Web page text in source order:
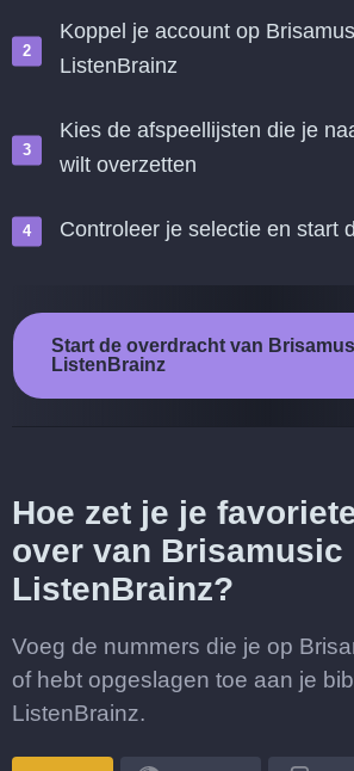
Koppel je account op
ListenBrainz
Kies de afspeellijsten die je
wilt overzetten
Controleer je selectie en start
Start de overdracht van
ListenBrainz
Hoe zet je je
over van Brisamusic
ListenBrainz?
Voeg de nummers die je op
of hebt opgeslagen toe aan je
ListenBrainz.